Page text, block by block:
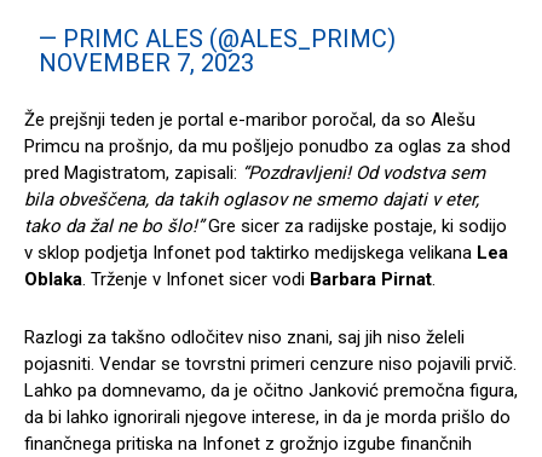
— PRIMC ALES (@ALES_PRIMC)
NOVEMBER 7, 2023
Že prejšnji teden je portal e-maribor poročal, da so Alešu
Primcu na prošnjo, da mu pošljejo ponudbo za oglas za shod
pred Magistratom, zapisali: “Pozdravljeni! Od vodstva sem
bila obveščena, da takih oglasov ne smemo dajati v eter,
tako da žal ne bo šlo!”Gre sicer za radijske postaje, ki sodijo
v sklop podjetja Infonet pod taktirko medijskega velikana Lea
Oblaka. Trženje v Infonet sicer vodi Barbara Pirnat.
Razlogi za takšno odločitev niso znani, saj jih niso želeli
pojasniti. Vendar se tovrstni primeri cenzure niso pojavili prvič.
Lahko pa domnevamo, da je očitno Janković premočna figura,
da bi lahko ignorirali njegove interese, in da je morda prišlo do
finančnega pritiska na Infonet z grožnjo izgube finančnih